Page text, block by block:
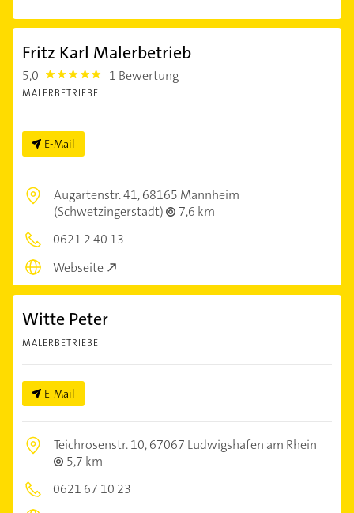
Fritz Karl Malerbetrieb
5,0 5.0 1 Bewertung
MALERBETRIEBE
E-Mail
Augartenstr. 41,68165 Mannheim
(Schwetzingerstadt)
7,6 km
0621 2 40 13
Webseite
Witte Peter
MALERBETRIEBE
E-Mail
Teichrosenstr. 10,67067 Ludwigshafen am Rhein
5,7 km
0621 67 10 23